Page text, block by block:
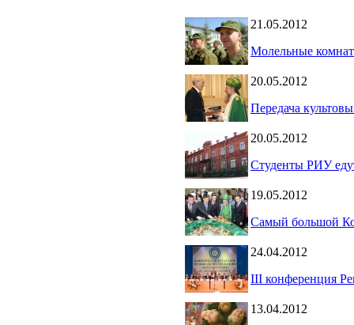
21.05.2012
Молельные
20.05.2012
Передача
20.05.2012
Студенты РИУ
19.05.2012
Самый большой
24.04.2012
III конференция
13.04.2012